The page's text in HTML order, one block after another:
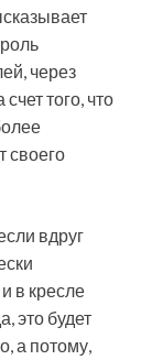
через
того, что
своего
вдруг
в кресле
это будет
а потому,